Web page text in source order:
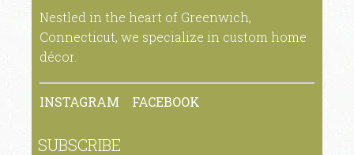
Nestled in the heart of Greenwich,
Connecticut, we specialize in custom home
décor.
INSTAGRAM FACEBOOK
SUBSCRIBE